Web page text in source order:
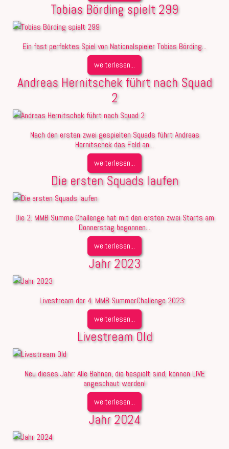
Tobias Börding spielt 299
Ein fast perfektes Spiel von Nationalspieler Tobias Börding...
weiterlesen...
Andreas Hernitschek führt nach Squad
2
Nach den ersten zwei gespielten Squads führt Andreas
Hernitschek das Feld an...
weiterlesen...
Die ersten Squads laufen
Die 2. MMB Summe Challenge hat mit den ersten zwei Starts am
Donnerstag begonnen...
weiterlesen...
Jahr 2023
Livestream der 4. MMB SummerChallenge 2023:
weiterlesen...
Livestream Old
Neu dieses Jahr: Alle Bahnen, die bespielt sind, können LIVE
angeschaut werden!
weiterlesen...
Jahr 2024